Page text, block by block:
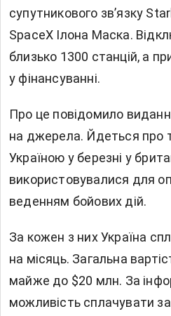
супутникового зв’язку
SpaceX Ілона Маска.
близько 1300 станцій, а
у фінансуванні.
Про це повідомило
на джерела. Йдеться про
Україною у березні у
використовувалися для
веденням бойових дій.
За кожен з них Україна
на місяць. Загальна
майже до $20 млн. За
можливість сплачувати